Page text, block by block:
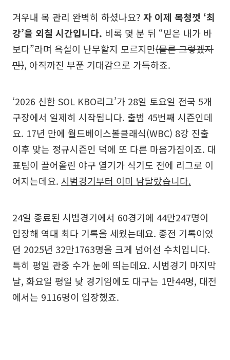
겨우내 목 관리 완벽히 하셨나요? 자 이제 목청껏 ‘최
강’을 외칠 시간입니다. 비록 몇 분 뒤 “믿은 내가 바
보다”라며 욕설이 난무할지 모르지만(물론 그렇겠지
만), 아직까진 부푼 기대감으로 가득하죠.
‘2026 신한 SOL KBO리그’가 28일 토요일 전국 5개
구장에서 일제히 시작됩니다. 출범 45번째 시즌인데
요. 17년 만에 월드베이스볼클래식(WBC) 8강 진출
이후 맞는 정규시즌인 덕에 또 다른 마음가짐이죠. 대
표팀이 끌어올린 야구 열기가 식기도 전에 리그로 이
어지는데요. 시범경기부터 이미 남달랐습니다.
24일 종료된 시범경기에서 60경기에 44만247명이
입장해 역대 최다 기록을 세웠는데요. 종전 기록이었
던 2025년 32만1763명을 크게 넘어선 수치입니다.
특히 평일 관중 수가 눈에 띄는데요. 시범경기 마지막
날, 화요일 평일 낮 경기임에도 대구는 1만44명, 대전
에서는 9116명이 입장했죠.